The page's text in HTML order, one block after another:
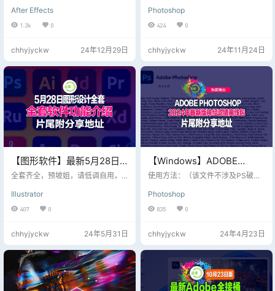
尾附分享地址
5.1.0.68【解压密码：@vposy】 Ad
obe Premiere Pro 2025 v25.1.0.73
【无需解压密码】 Adobe Media En
码：@vposy】 Adobe InDesign 20
25 v20.0.1.32【解压…
After Effects
1.3k 0
chhyjyckw 24年12月29日
版，集成滤镜插件，片尾附
下载地址
于各种图像编辑需求。最新11月24
日版包含ACR17.0.0，此更新包括多
个新增和改进的功能，推拉预设和
自适应预设，高级预设、支持新型
相机和镜头、漏洞修复。 2025中文
版的详细介绍：【需要滤镜可以使
用账号登陆即可】 一、软件概述 Ph
otoshop 2025中文版是Adobe公司
推出…
Photoshop
424 0
chhyjyckw 24年11月24日
【图形软件】最新5月28日
版全集23GB【Adobe
2024 v27.05.2024 (x64) 多
语言坡姐版
全套齐全，预坡姐，请低调自用，
Illustrator
407 0
chhyjyckw 24年5月31日
【Windows】ADOBE
PHOTOSHOP 2024年最新
形设计工具分享，片尾附送
下载链接
使用方法：（该文件不涉及PS破解
意：原则上只支持2024正式版和be
ta版，其它低版本没有测试，或许可
ers\Administrator\AppData\Roami
ng\Adobe\UXP\PluginsStorage\PH
SP\25\Internal PS beta版，将PH
Photoshop
835 0
chhyjyckw 24年4月23日